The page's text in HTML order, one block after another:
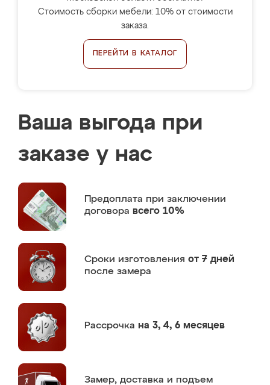
Стоимость сборки мебели: 10% от стоимости
заказа.
ПЕРЕЙТИ В КАТАЛОГ
Ваша выгода при
заказе у нас
Предоплата при заключении
договора всего 10%
Сроки изготовления от 7 дней
после замера
Рассрочка на 3, 4, 6 месяцев
Замер, доставка и подъем